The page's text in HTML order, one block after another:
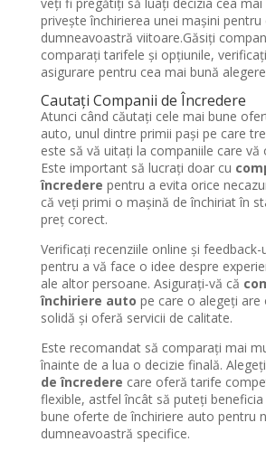
privește închirierea unei mașini pentru
dumneavoastră viitoare.Găsiți
comparați tarifele și opțiunile,
asigurare pentru cea mai bună
Cautați Companii de Încredere
Atunci când căutați cele mai bune
auto, unul dintre primii pași pe care
este să vă uitați la companiile care vă
Este important să lucrați doar cu
încredere pentru a evita orice
că veți primi o mașină de închiriat în
preț corect.
Verificați recenziile online și
pentru a vă face o idee despre
ale altor persoane. Asigurați-vă că
închiriere auto pe care o alegeți are
solidă și oferă servicii de calitate.
Este recomandat să comparați mai
înainte de a lua o decizie finală.
de încredere care oferă tarife
flexible, astfel încât să puteți
bune oferte de închiriere auto pentru
dumneavoastră specifice.